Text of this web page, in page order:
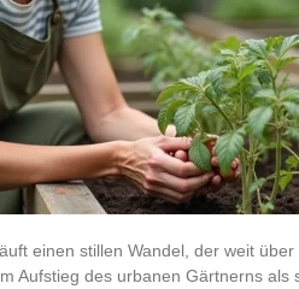
einen stillen Wandel, der weit
Aufstieg des urbanen Gärtnerns als